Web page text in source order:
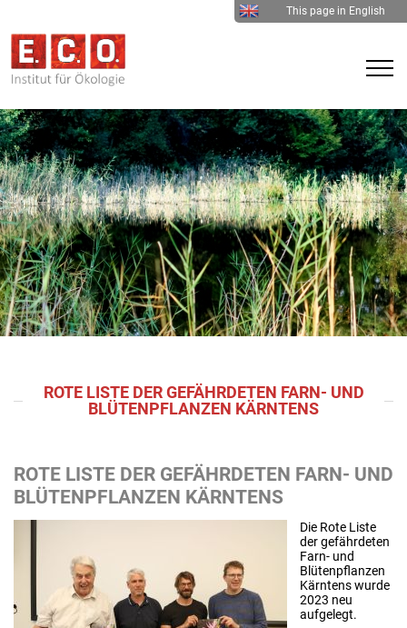
This page in English
ROTE LISTE DER GEFÄHRDETEN FARN- UND
BLÜTENPFLANZEN KÄRNTENS
ROTE LISTE DER GEFÄHRDETEN FARN- UND
BLÜTENPFLANZEN KÄRNTENS
Die Rote Liste
der gefährdeten
Farn- und
Blütenpflanzen
Kärntens wurde
2023 neu
aufgelegt.